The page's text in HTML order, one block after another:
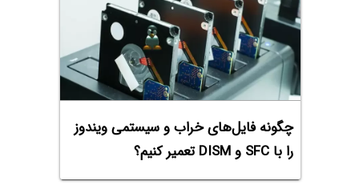
چگونه فایل‌های خراب و سیستمی ویندوز
را با SFC و DISM تعمیر کنیم؟